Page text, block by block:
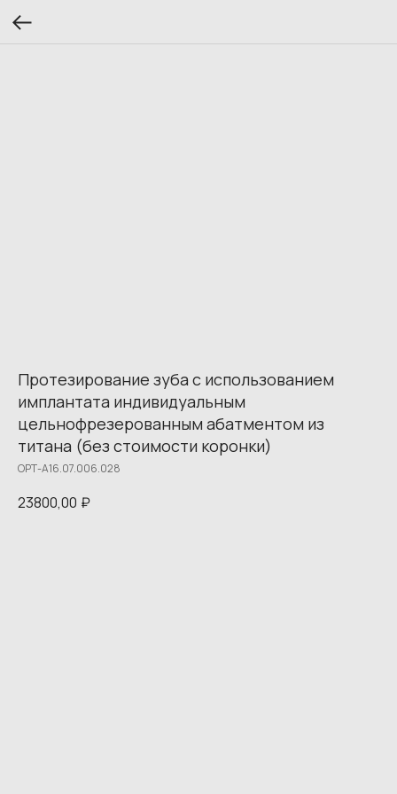
Протезирование зуба с использованием
имплантата индивидуальным
цельнофрезерованным абатментом из
титана (без стоимости коронки)
ОРТ-A16.07.006.028
23800,00 ₽